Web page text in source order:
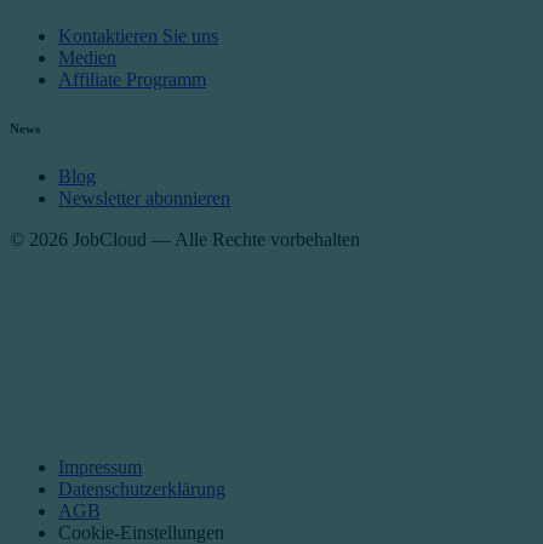
Kontaktieren Sie uns
Medien
Affiliate Programm
News
Blog
Newsletter abonnieren
© 2026 JobCloud — Alle Rechte vorbehalten
Impressum
Datenschutzerklärung
AGB
Cookie-Einstellungen